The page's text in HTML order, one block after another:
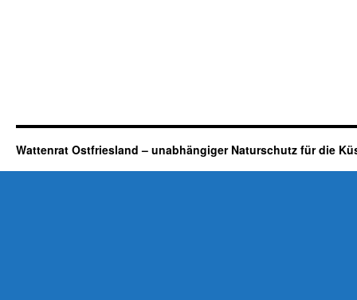
Wattenrat Ostfriesland – unabhängiger Naturschutz für die